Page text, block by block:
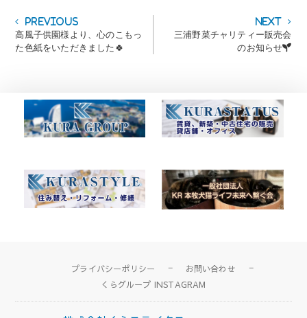
投
稿
ナ
シ
ョ
PreviousPrevious
post:
高風子供園様より、心のこもっ
た色紙をいただきました🍀
Next
post:
三浦野菜チャリティー販売会
のお知らせ🌱
プライバシーポリシー
お問い合わせ
くらグループ INSTAGRAM